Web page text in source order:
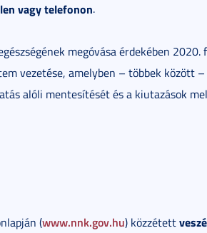
vagy telefonon.
megóvása érdekében
vezetése, amelyben – többek között
alóli mentesítését és a kiutazások
(www.nnk.gov.hu) közzétett